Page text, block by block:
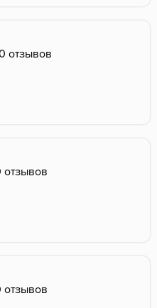
отзывов
отзывов
отзывов